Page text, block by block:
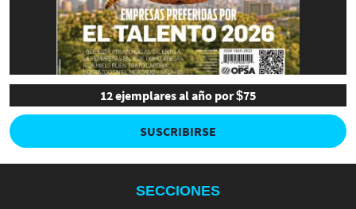
12 ejemplares al año por $75
SUSCRIBIRSE
SECCIONES